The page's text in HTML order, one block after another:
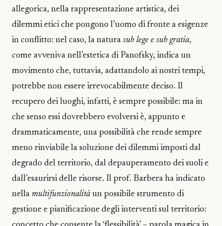
allegorica, nella rappresentazione artistica, dei
dilemmi etici che pongono l’uomo di fronte a esigenze
in conflitto: nel caso, la natura sub lege e sub gratia,
come avveniva nell’estetica di Panofsky, indica un
movimento che, tuttavia, adattandolo ai nostri tempi,
potrebbe non essere irrevocabilmente deciso. Il
recupero dei luoghi, infatti, è sempre possibile: ma in
che senso essi dovrebbero evolversi è, appunto e
drammaticamente, una possibilità che rende sempre
meno rinviabile la soluzione dei dilemmi imposti dal
degrado del territorio, dal depauperamento dei suoli e
dall’esaurirsi delle risorse. Il prof. Barbera ha indicato
nella multifunzionalità un possibile strumento di
gestione e pianificazione degli interventi sul territorio: